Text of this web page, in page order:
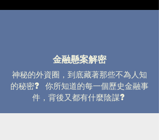
金融懸案解密
神秘的外資圈，到底藏著那些不為人知
的秘密? 你所知道的每一個歷史金融事
件，背後又​都有什麼陰謀?